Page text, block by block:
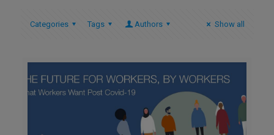
Categories Tags Authors Show all